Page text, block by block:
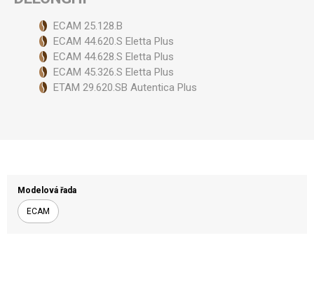
Modelová řada
ECAM
ECAM 25.128.B
ECAM 44.620.S Eletta Plus
ECAM 44.628.S Eletta Plus
ECAM 45.326.S Eletta Plus
ETAM 29.620.SB Autentica Plus